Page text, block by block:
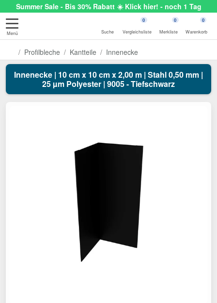
Summer Sale - Bis 30% Rabatt ☀️ Klick hier! - noch 1 Tag
Menü Suche
0
Vergleichsliste
0
Merkliste
0
Warenkorb
Profilbleche Kantteile Innenecke
Innenecke | 10 cm x 10 cm x 2,00 m | Stahl 0,50 mm |
25 µm Polyester | 9005 - Tiefschwarz